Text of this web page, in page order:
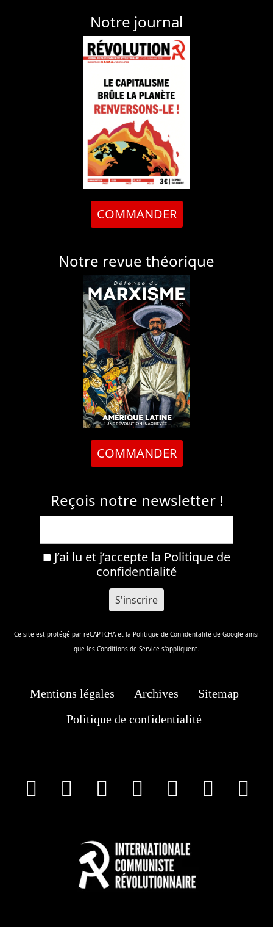
Notre journal
COMMANDER
Notre revue théorique
COMMANDER
Reçois notre newsletter !
J’ai lu et j’accepte la Politique de
confidentialité
Ce site est protégé par reCAPTCHA et la Politique de Confidentalité de Google ainsi
que les Conditions de Service s'appliquent.
Mentions légales Archives
Sitemap
Politique de confidentialité
facebookInstagram
Youtube
Tik Tok